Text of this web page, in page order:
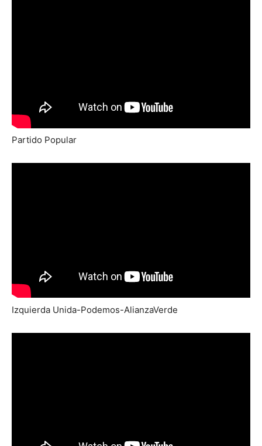
Partido Popular
Izquierda Unida-Podemos-AlianzaVerde